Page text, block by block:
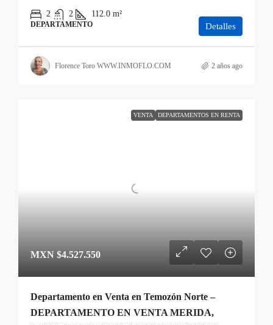
2 2 112.0 m²
DEPARTAMENTO Detalles
Florence Toro WWW.INMOFLO.COM 2 años ago
VENTA DEPARTAMENTOS EN RENTA
MXN $4.527.550
Departamento en Venta en Temozón Norte –
DEPARTAMENTO EN VENTA MERIDA,